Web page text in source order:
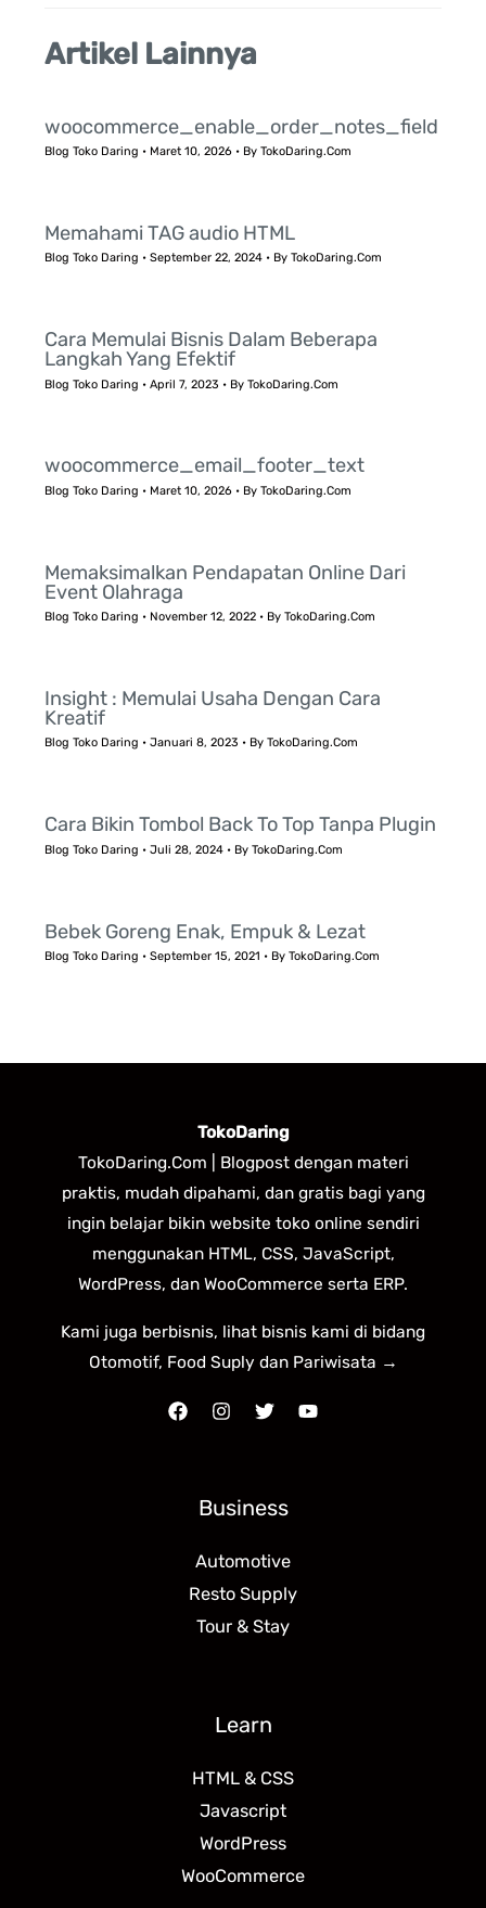
Artikel Lainnya
woocommerce_enable_order_notes_field
Blog Toko Daring • Maret 10, 2026 • ByTokoDaring.Com
Memahami TAG audio HTML
Blog Toko Daring •September 22, 2024 • ByTokoDaring.Com
Cara Memulai Bisnis Dalam Beberapa
Langkah Yang Efektif
Blog Toko Daring •April 7, 2023 • ByTokoDaring.Com
woocommerce_email_footer_text
Blog Toko Daring • Maret 10, 2026 • ByTokoDaring.Com
Memaksimalkan Pendapatan Online Dari
Event Olahraga
Blog Toko Daring • November 12, 2022 • ByTokoDaring.Com
Insight : Memulai Usaha Dengan Cara
Kreatif
Blog Toko Daring •Januari 8, 2023 • ByTokoDaring.Com
Cara Bikin Tombol Back To Top Tanpa Plugin
Blog Toko Daring •Juli 28, 2024 • ByTokoDaring.Com
Bebek Goreng Enak, Empuk & Lezat
Blog Toko Daring •September 15, 2021 • ByTokoDaring.Com
TokoDaring
TokoDaring.Com | Blogpost dengan materi
praktis, mudah dipahami, dan gratis bagi yang
ingin belajar bikin website toko online sendiri
menggunakan HTML, CSS, JavaScript,
WordPress, dan WooCommerce serta ERP.
Kami juga berbisnis, lihat bisnis kami di bidang
Otomotif, Food Suply dan Pariwisata →
Business
Automotive
Resto Supply
Tour & Stay
Learn
HTML & CSS
Javascript
WordPress
WooCommerce